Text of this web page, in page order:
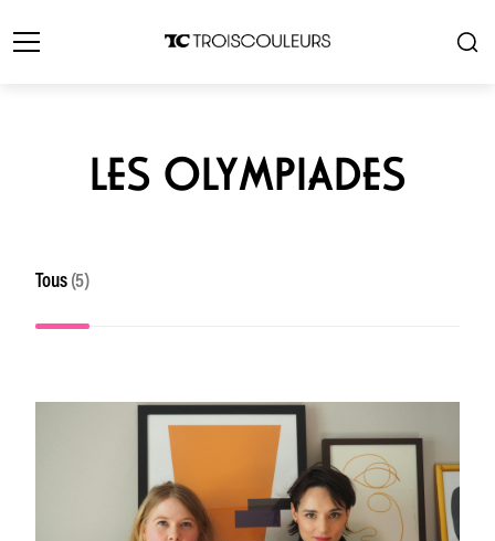
LES OLYMPIADES
Tous (5)